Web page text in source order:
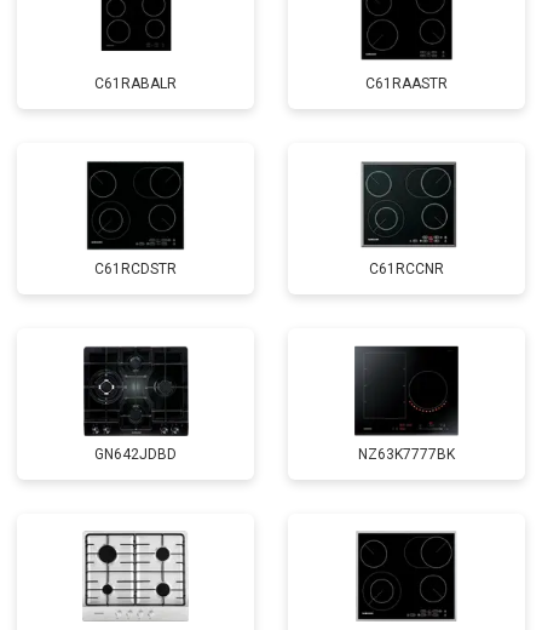
C61RABALR C61RAASTR
C61RCDSTR C61RCCNR
GN642JDBD NZ63K7777BK